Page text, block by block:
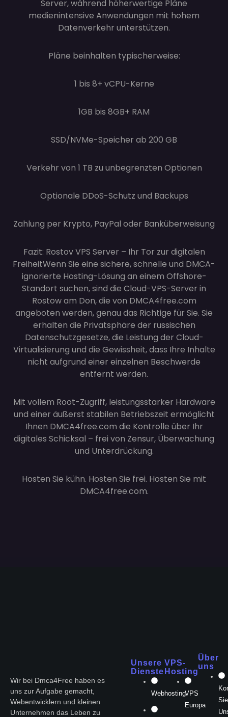
Server, während höherwertige Pläne
medienintensive Anwendungen mit hohem
Datenverkehr unterstützen.
Pläne beinhalten typischerweise:
1 bis 8+ vCPU-Kerne
1GB bis 8GB+ RAM
SSD/NVMe-Speicher ab 200 GB
Verkehr von 1 TB zu unbegrenzten Optionen
Optionale DDoS-Schutz und Backups
Zahlung per Krypto, PayPal oder Banküberweisung
Fazit: Rostov VPS Server – Ihr Tor zur digitalen
FreiheitWenn Sie eine sichere, schnelle und DMCA-
ignorierte Hosting-Lösung an einem Offshore-
Standort suchen, sind die Cloud-VPS-Server in
Rostow am Don, die von DMCA4free.com
angeboten werden, genau das Richtige für Sie. Sie
erhalten die Privatsphäre der russischen
Datenschutzgesetze, die Leistung der Cloud-
Virtualisierung und die Gewissheit, dass Ihre Inhalte
nicht aufgrund einer einzelnen Beschwerde
entfernt werden.
Mit vollem Root-Zugriff, leistungsstarker Hardware
und einer äußerst stabilen Betriebszeit ermöglicht
Ihnen DMCA4free.com die Kontrolle über Ihr
digitales Schicksal – frei von Zensur, Überwachung
und Unterdrückung.
Hosten Sie kühn. Hosten Sie frei. Hosten Sie mit
DMCA4free.com.
Wir bei Dmca4Free haben es
uns zur Aufgabe gemacht,
Webentwicklern und kleinen
Unternehmen das Leben zu
Unsere
Dienste
Webhosting
VPS-
Hosting
VPS
Europa
Über
uns
Sie